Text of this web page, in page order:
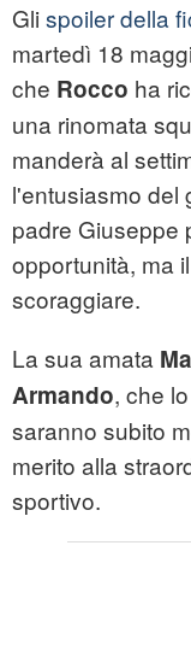
Gli spoiler della
martedì 18
che Rocco ha
una rinomata
manderà al
l'entusiasmo del
padre Giuseppe
opportunità, ma
scoraggiare.
La sua amata
Armando, che
saranno subito
merito alla
sportivo.